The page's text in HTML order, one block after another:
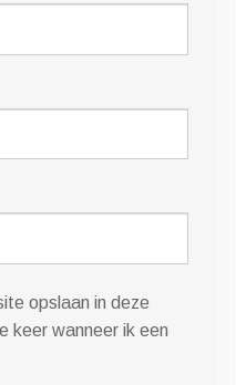
opslaan in deze
keer wanneer ik een